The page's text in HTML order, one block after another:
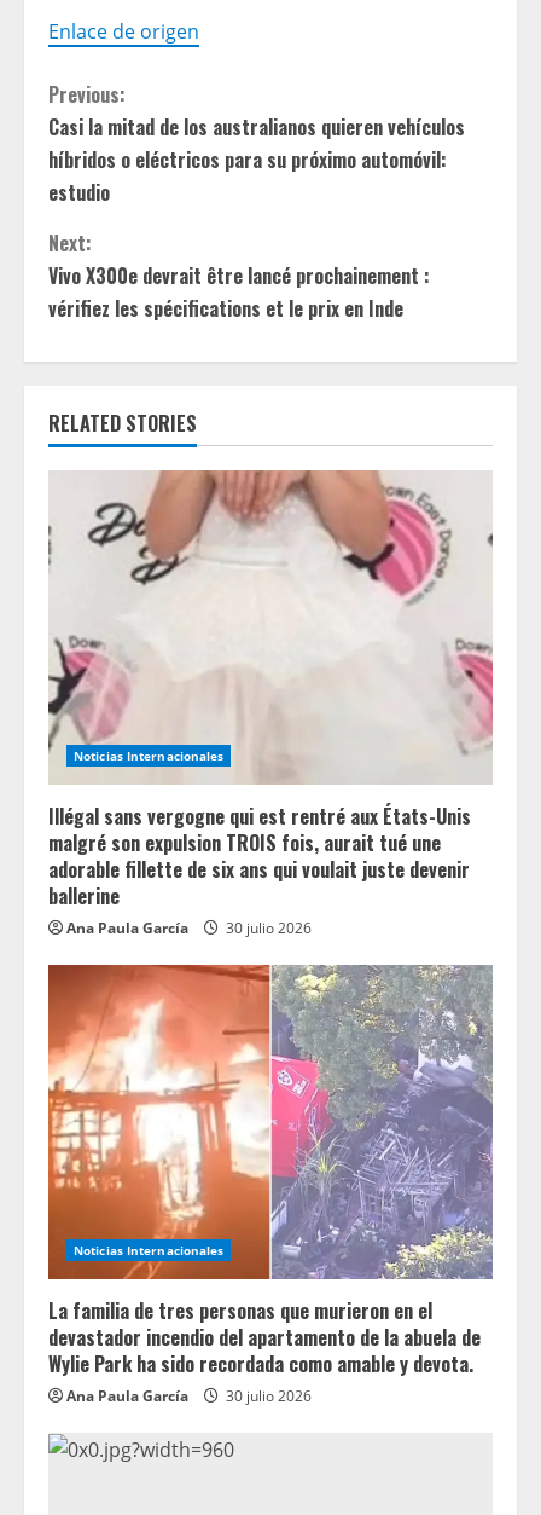
Enlace de origen
C
o
n
t
i
n
u
e
e
d
i
n
g
Previous:
Casi la mitad de los australianos quieren vehículos
híbridos o eléctricos para su próximo automóvil:
estudio
Next:
Vivo X300e devrait être lancé prochainement :
vérifiez les spécifications et le prix en Inde
RELATED STORIES
Noticias Internacionales
Illégal sans vergogne qui est rentré aux États-Unis
malgré son expulsion TROIS fois, aurait tué une
adorable fillette de six ans qui voulait juste devenir
ballerine
Ana Paula García 30 julio 2026
Noticias Internacionales
La familia de tres personas que murieron en el
devastador incendio del apartamento de la abuela de
Wylie Park ha sido recordada como amable y devota.
Ana Paula García 30 julio 2026